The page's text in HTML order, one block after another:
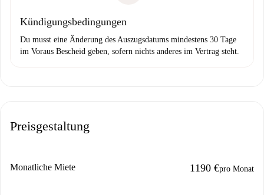
Kündigungsbedingungen
Du musst eine Änderung des Auszugsdatums mindestens 30 Tage
im Voraus Bescheid geben, sofern nichts anderes im Vertrag steht.
Preisgestaltung
Monatliche Miete 1190 €pro Monat